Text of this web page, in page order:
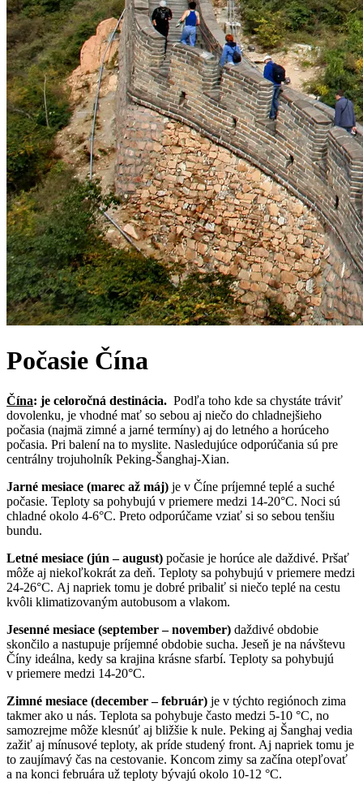
Počasie Čína
Čína: je celoročná destinácia. Podľa toho kde sa chystáte tráviť
dovolenku, je vhodné mať so sebou aj niečo do chladnejšieho
počasia (najmä zimné a jarné termíny) aj do letného a horúceho
počasia. Pri balení na to myslite. Nasledujúce odporúčania sú pre
centrálny trojuholník Peking-Šanghaj-Xian.
Jarné mesiace (marec až máj) je v Číne príjemné teplé a suché
počasie. Teploty sa pohybujú v priemere medzi 14-20°C. Noci sú
chladné okolo 4-6°C. Preto odporúčame vziať si so sebou tenšiu
bundu.
Letné mesiace (jún – august) počasie je horúce ale daždivé. Pršať
môže aj niekoľkokrát za deň. Teploty sa pohybujú v priemere medzi
24-26°C. Aj napriek tomu je dobré pribaliť si niečo teplé na cestu
kvôli klimatizovaným autobusom a vlakom.
Jesenné mesiace (september – november) daždivé obdobie
skončilo a nastupuje príjemné obdobie sucha. Jeseň je na návštevu
Číny ideálna, kedy sa krajina krásne sfarbí. Teploty sa pohybujú
v priemere medzi 14-20°C.
Zimné mesiace (december – február) je v týchto regiónoch zima
takmer ako u nás. Teplota sa pohybuje často medzi 5-10 °C, no
samozrejme môže klesnúť aj bližšie k nule. Peking aj Šanghaj vedia
zažiť aj mínusové teploty, ak príde studený front. Aj napriek tomu je
to zaujímavý čas na cestovanie. Koncom zimy sa začína otepľovať
a na konci februára už teploty bývajú okolo 10-12 °C.